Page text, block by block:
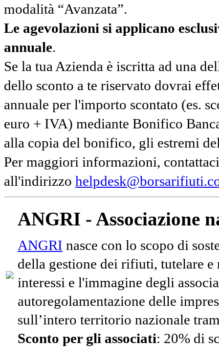
modalità “Avanzata”.
Le agevolazioni si applicano
annuale.
Se la tua Azienda è iscritta ad una
dello sconto a te riservato dovrai
annuale per l'importo scontato (es.
euro + IVA) mediante Bonifico
alla copia del bonifico, gli estremi
Per maggiori informazioni,
all'indirizzo
ANGRI - Associazione
ANGRI nasce con lo scopo di
della gestione dei rifiuti, tutelare e
interessi e l'immagine degli
autoregolamentazione delle
sull’intero territorio nazionale
Sconto per gli associati: 20% di